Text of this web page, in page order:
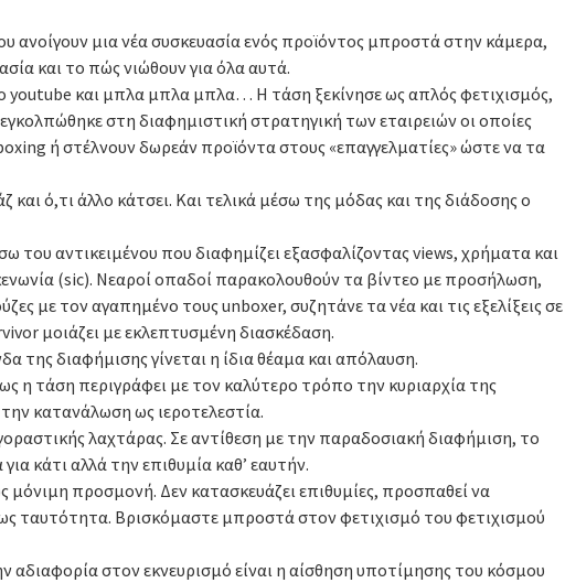
ανοίγουν μια νέα συσκευασία ενός προϊόντος μπροστά στην κάμερα,
και το πώς νιώθουν για όλα αυτά.
youtube και μπλα μπλα μπλα… Η τάση ξεκίνησε ως απλός φετιχισμός,
στη διαφημιστική στρατηγική των εταιρειών οι οποίες
ή στέλνουν δωρεάν προϊόντα στους «επαγγελματίες» ώστε να τα
και ό,τι άλλο κάτσει. Και τελικά μέσω της μόδας και της διάδοσης ο
του αντικειμένου που διαφημίζει εξασφαλίζοντας views, χρήματα και
(sic). Νεαροί οπαδοί παρακολουθούν τα βίντεο με προσήλωση,
με τον αγαπημένο τους unboxer, συζητάνε τα νέα και τις εξελίξεις σε
μοιάζει με εκλεπτυσμένη διασκέδαση.
διαφήμισης γίνεται η ίδια θέαμα και απόλαυση.
η τάση περιγράφει με τον καλύτερο τρόπο την κυριαρχία της
κατανάλωση ως ιεροτελεστία.
λαχτάρας. Σε αντίθεση με την παραδοσιακή διαφήμιση, το
κάτι αλλά την επιθυμία καθ’ εαυτήν.
προσμονή. Δεν κατασκευάζει επιθυμίες, προσπαθεί να
ταυτότητα. Βρισκόμαστε μπροστά στον φετιχισμό του φετιχισμού
στον εκνευρισμό είναι η αίσθηση υποτίμησης του κόσμου